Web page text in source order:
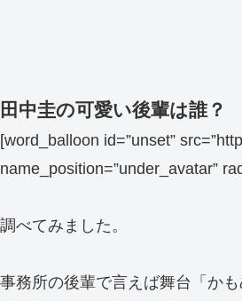
田中圭の可愛い後輩は誰？
[word_balloon id=”unset”
name_position=”under_avatar”
調べてみました。
事務所の後輩で言えば舞台「か